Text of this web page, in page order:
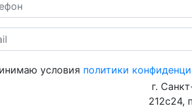
условия политики
г.
212с24,